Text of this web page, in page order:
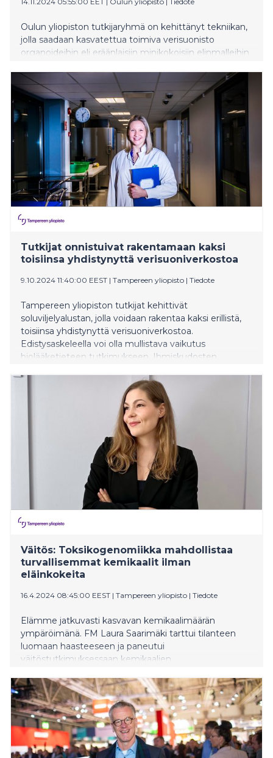
Oulun yliopiston tutkijaryhmä on kehittänyt tekniikan,
jolla saadaan kasvatettua toimiva verisuonisto
organoideihin eli eräänlaisiin minikokoisiin elinmalleihin.
ollut tähän asti merkittävä haaste. Uutta
kasvatusmenetelmää voidaan hyödyntää esimerkiksi
lääketutkimuksissa.
Tutkijat onnistuivat rakentamaan kaksi
toisiinsa yhdistynyttä verisuoniverkostoa
9.10.2024 11:40:00 EEST | Tampereen yliopisto | Tiedote
Tampereen yliopiston tutkijat kehittivät
soluviljelyalustan, jolla voidaan rakentaa kaksi erillistä,
toisiinsa yhdistynyttä verisuoniverkostoa.
Edistysaskeleella voi olla mullistava vaikutus
biolääketieteen tutkimukseen. Ihmiskudosten
merkittäviä taloudellisia hyötyjä lääkekehitykseen,
vähentää eläinkokeiden tarvetta ja mahdollistaa
Väitös: Toksikogenomiikka mahdollistaa
turvallisemmat kemikaalit ilman
eläinkokeita
16.4.2024 08:45:00 EEST | Tampereen yliopisto | Tiedote
Elämme jatkuvasti kasvavan kemikaalimäärän
ympäröimänä. FM Laura Saarimäki tarttui tilanteen
luomaan haasteeseen ja paneutui
väitöstutkimuksessaan kemikaalien
toksikogenomiikkaa voitaisiin hyödyntää kemikaalien
terveyshaittojen perusteellisessa selvittämisessä ilman
perinteisiä eläinkokeita. Tämä luo reitin kohti
nopeampaa ja kestävämpää kemikaalien
turvallisuusarviontia.